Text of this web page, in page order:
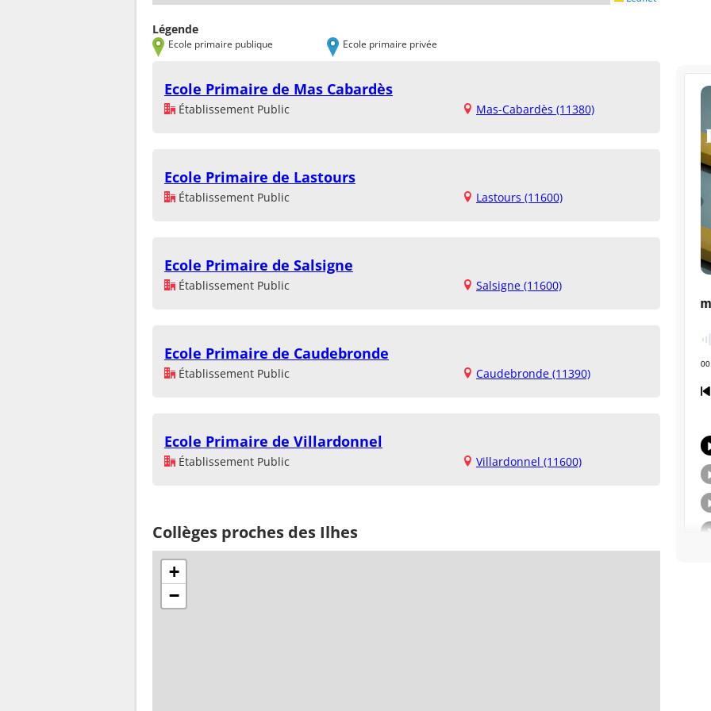
Légende
Ecole primaire publique Ecole primaire privée
Ecole Primaire de Mas Cabardès
Établissement Public Mas-Cabardès (11380)
Ecole Primaire de Lastours
Établissement Public Lastours (11600)
Ecole Primaire de Salsigne
Établissement Public Salsigne (11600)
Ecole Primaire de Caudebronde
Établissement Public Caudebronde (11390)
Ecole Primaire de Villardonnel
Établissement Public Villardonnel (11600)
Collèges proches des Ilhes
+
−